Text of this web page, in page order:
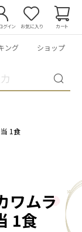
グイン お気に入り カート
ング ショップ
1食
ワムラ
1食